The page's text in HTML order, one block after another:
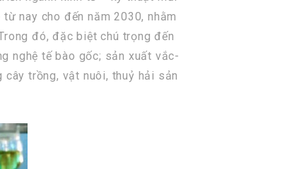
nay cho đến năm 2030, nhằm
đó, đặc biệt chú trọng đến
nghệ tế bào gốc; sản xuất vắc-
trồng, vật nuôi, thuỷ hải sản